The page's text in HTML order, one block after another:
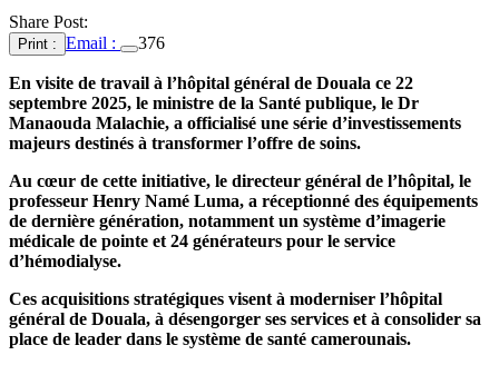
Share Post:
Print : Email : 376
En visite de travail à l’hôpital général de Douala ce 22
septembre 2025, le ministre de la Santé publique, le Dr
Manaouda Malachie, a officialisé une série d’investissements
majeurs destinés à transformer l’offre de soins.
Au cœur de cette initiative, le directeur général de l’hôpital, le
professeur Henry Namé Luma, a réceptionné des équipements
de dernière génération, notamment un système d’imagerie
médicale de pointe et 24 générateurs pour le service
d’hémodialyse.
Ces acquisitions stratégiques visent à moderniser l’hôpital
général de Douala, à désengorger ses services et à consolider sa
place de leader dans le système de santé camerounais.